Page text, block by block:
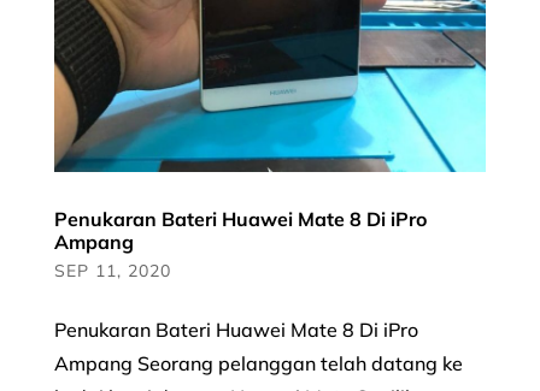
Penukaran Bateri Huawei Mate 8 Di iPro
Ampang
SEP 11, 2020
Penukaran Bateri Huawei Mate 8 Di iPro
Ampang Seorang pelanggan telah datang ke